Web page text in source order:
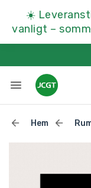
☀️
vanligt –
Hem